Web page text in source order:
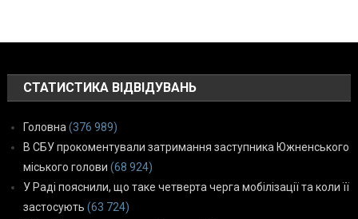
СТАТИСТИКА ВІДВІДУВАНЬ
Головна (376 989)
В СБУ прокоментували затримання заступника Южненського
міського голови (68 924)
У Раді пояснили, що таке четверта черга мобілізації та коли її
застосують (63 724)